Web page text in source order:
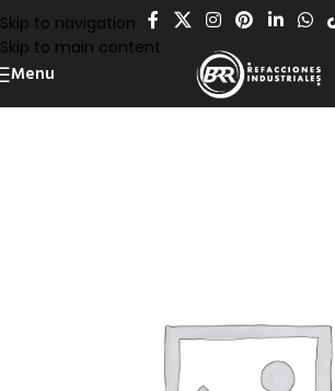
Skip to navigation
Skip to main content
Menu